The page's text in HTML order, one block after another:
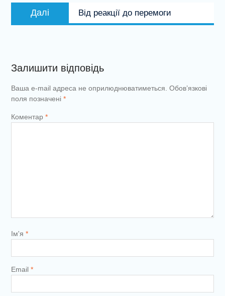
Далі
запис:
Від реакції до перемоги
Залишити відповідь
Ваша e-mail адреса не оприлюднюватиметься. Обов’язкові
поля позначені *
Коментар *
Ім'я *
Email *